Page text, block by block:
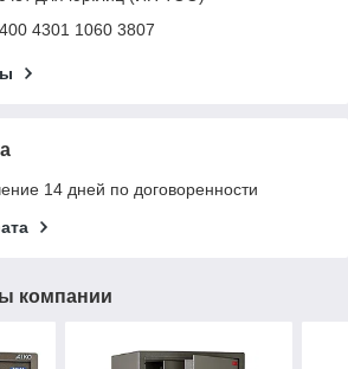
4301 1060 3807
14 дней по договоренности
компании